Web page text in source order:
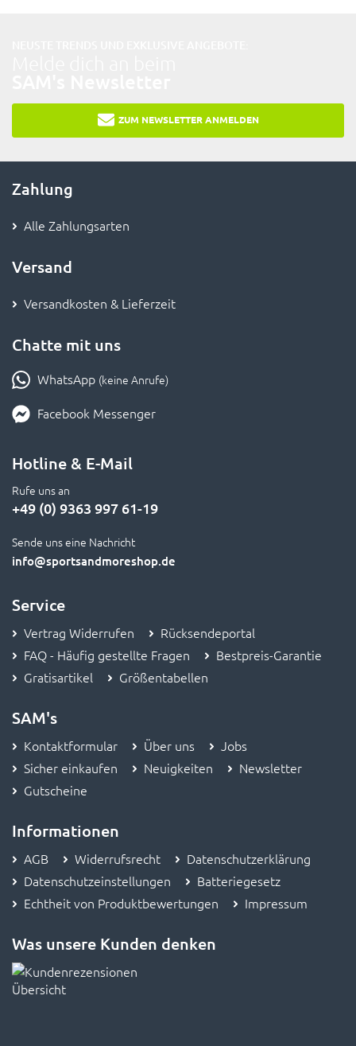
ZUM NEWSLETTER ANMELDEN
Zahlung
Alle Zahlungsarten
Versand
Versandkosten & Lieferzeit
Chatte mit uns
WhatsApp (keine Anrufe)
Facebook Messenger
Hotline & E-Mail
Rufe uns an
+49 (0) 9363 997 61-19
Sende uns eine Nachricht
info@sportsandmoreshop.de
Service
Vertrag Widerrufen
Rücksendeportal
FAQ - Häufig gestellte Fragen
Bestpreis-Garantie
Gratisartikel
Größentabellen
SAM's
Kontaktformular Über uns
Jobs
Sicher einkaufen
Neuigkeiten
Newsletter
Gutscheine
Informationen
AGB Widerrufsrecht
Datenschutzerklärung
Datenschutzeinstellungen
Batteriegesetz
Echtheit von Produktbewertungen
Impressum
Was unsere Kunden denken